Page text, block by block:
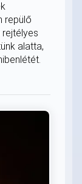
repülő
alatta,